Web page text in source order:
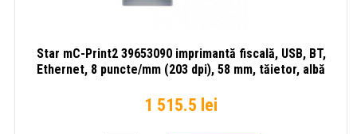
Star mC-Print2 39653090 imprimantă fiscală, USB, BT,
Ethernet, 8 puncte/mm (203 dpi), 58 mm, tăietor, albă
1 515.5 lei